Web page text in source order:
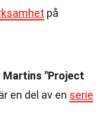
på
Martins "Project
en del av en serie